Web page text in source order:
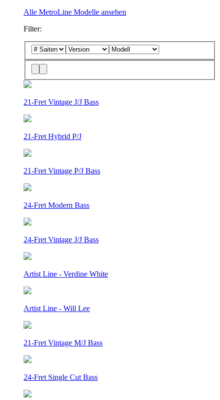
Alle MetroLine Modelle ansehen
Filter:
21-Fret Vintage J/J Bass
21-Fret Hybrid P/J
21-Fret Vintage P/J Bass
24-Fret Modern Bass
24-Fret Vintage J/J Bass
Artist Line - Verdine White
Artist Line - Will Lee
21-Fret Vintage M/J Bass
24-Fret Single Cut Bass